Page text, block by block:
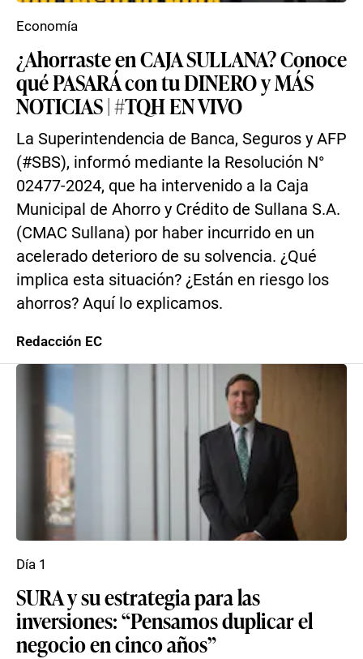
¿Ahorraste en CAJA SULLANA? Conoce
qué PASARÁ con tu DINERO y MÁS
NOTICIAS | #TQH EN VIVO
La Superintendencia de Banca, Seguros y AFP
(#SBS), informó mediante la Resolución N°
02477-2024, que ha intervenido a la Caja
Municipal de Ahorro y Crédito de Sullana S.A.
(CMAC Sullana) por haber incurrido en un
acelerado deterioro de su solvencia. ¿Qué
implica esta situación? ¿Están en riesgo los
ahorros? Aquí lo explicamos.
Economía
Redacción EC
SURA y su estrategia para las
inversiones: “Pensamos duplicar el
negocio en cinco años”
Día 1